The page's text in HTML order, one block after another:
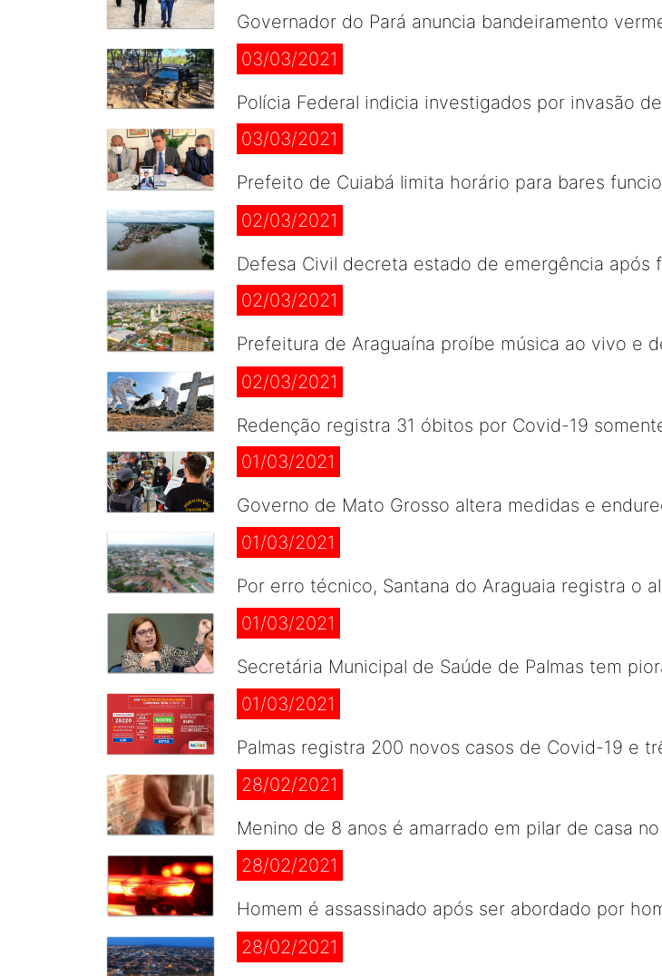
Governador do Pará anuncia bandeiramento
03/03/2021
Polícia Federal indicia investigados por invasão
03/03/2021
Prefeito de Cuiabá limita horário para bares
02/03/2021
Defesa Civil decreta estado de emergência
02/03/2021
Prefeitura de Araguaína proíbe música ao vivo e
02/03/2021
Redenção registra 31 óbitos por Covid-19
01/03/2021
Governo de Mato Grosso altera medidas e
01/03/2021
Por erro técnico, Santana do Araguaia registra o
01/03/2021
Secretária Municipal de Saúde de Palmas tem
01/03/2021
Palmas registra 200 novos casos de Covid-19 e
28/02/2021
Menino de 8 anos é amarrado em pilar de casa
28/02/2021
Homem é assassinado após ser abordado por
28/02/2021